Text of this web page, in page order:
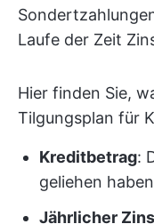
Laufe der Zeit
Hier finden Sie,
Tilgungsplan für
Kreditbetrag:
geliehen
Jährlicher